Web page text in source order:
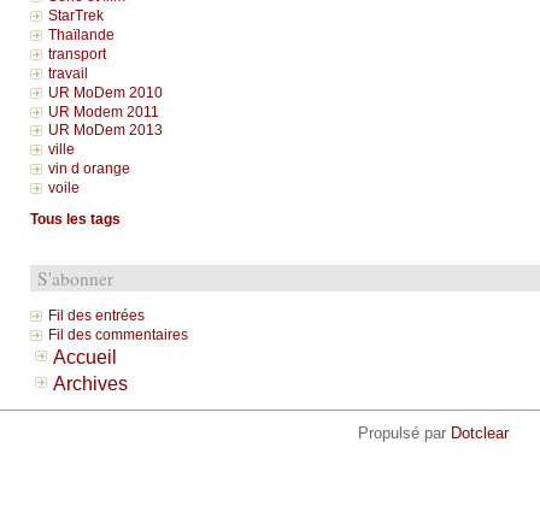
StarTrek
Thaïlande
transport
travail
UR MoDem 2010
UR Modem 2011
UR MoDem 2013
ville
vin d orange
voile
Tous les tags
S'abonner
Fil des entrées
Fil des commentaires
Accueil
Archives
Propulsé par Dotclear